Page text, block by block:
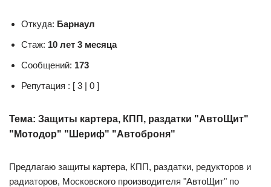
Откуда: Барнаул
Стаж: 10 лет 3 месяца
Сообщений: 173
Репутация : [ 3 | 0 ]
Тема: Защиты картера, КПП, раздатки "АвтоЩит"
"Мотодор" "Шериф" "Автоброня"
Предлагаю защиты картера, КПП, раздатки, редукторов и
радиаторов, Московского производителя "АвтоЩит" по